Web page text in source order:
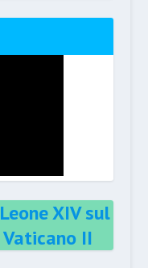
XIV sul
Vaticano II